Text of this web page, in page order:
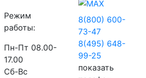
Режим
работы:
Пн-Пт 08.00-
17.00
Сб-Вс
8(800) 600-
73-47
8(495) 648-
99-25
показать